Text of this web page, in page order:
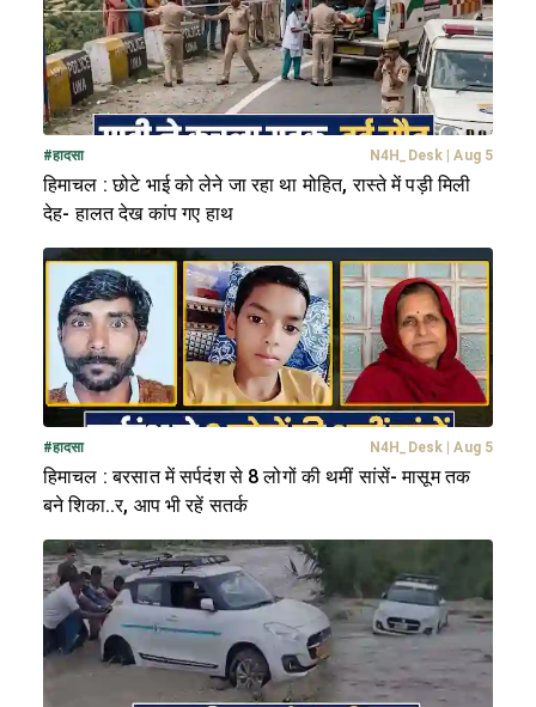
#हादसा N4H_Desk Aug 5
हिमाचल : छोटे भाई को लेने जा रहा था मोहित, रास्ते में पड़ी मिली
देह- हालत देख कांप गए हाथ
#हादसा N4H_Desk Aug 5
हिमाचल : बरसात में सर्पदंश से 8 लोगों की थमीं सांसें- मासूम तक
बने शिका..र, आप भी रहें सतर्क